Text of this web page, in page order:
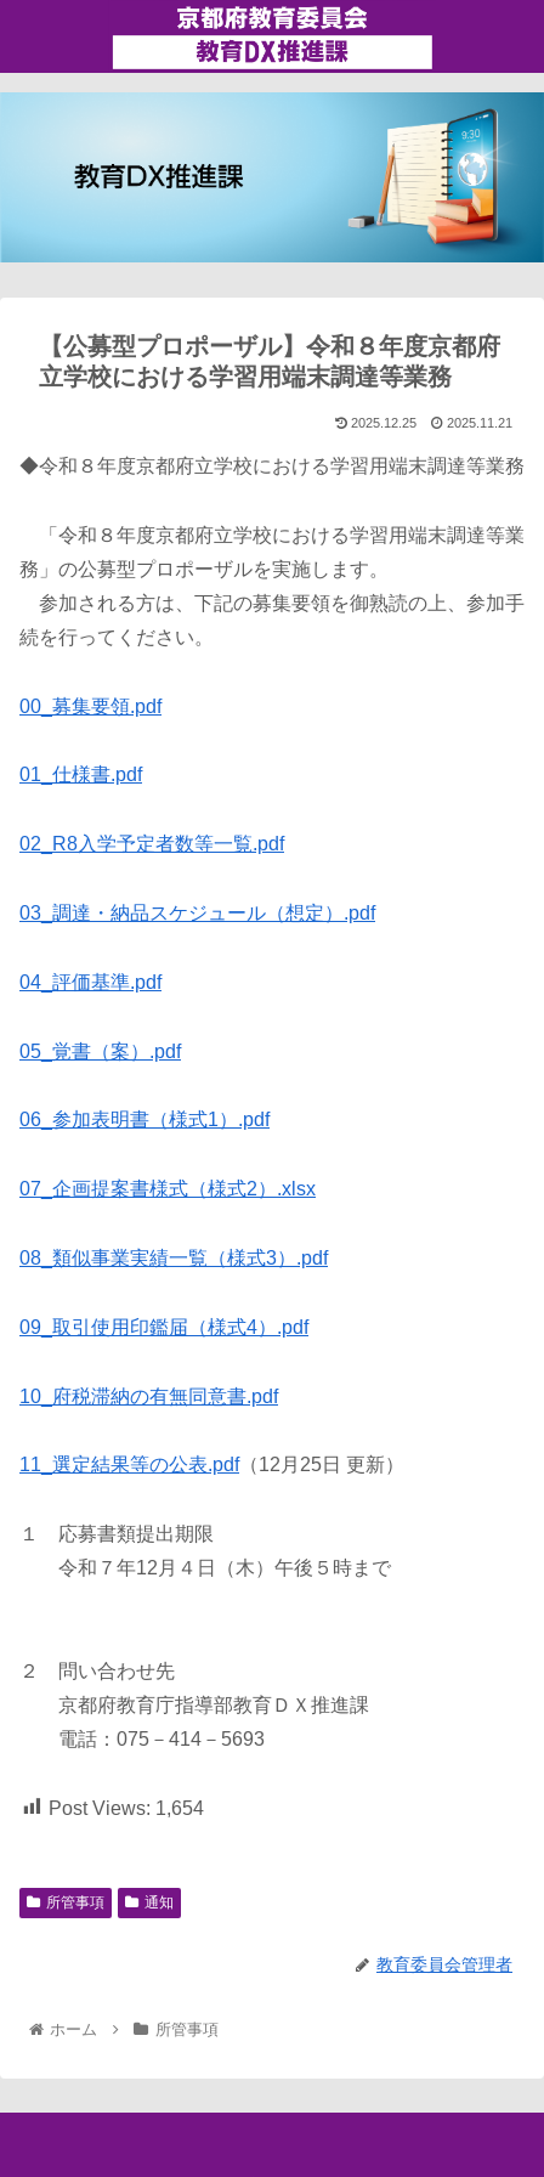
【公募型プロポーザル】令和８年度京都府
立学校における学習用端末調達等業務
2025.12.25 2025.11.21
◆令和８年度京都府立学校における学習用端末調達等業務
「令和８年度京都府立学校における学習用端末調達等業
務」の公募型プロポーザルを実施します。
参加される方は、下記の募集要領を御熟読の上、参加手
続を行ってください。
00_募集要領.pdf
01_仕様書.pdf
02_R8入学予定者数等一覧.pdf
03_調達・納品スケジュール（想定）.pdf
04_評価基準.pdf
05_覚書（案）.pdf
06_参加表明書（様式1）.pdf
07_企画提案書様式（様式2）.xlsx
08_類似事業実績一覧（様式3）.pdf
09_取引使用印鑑届（様式4）.pdf
10_府税滞納の有無同意書.pdf
11_選定結果等の公表.pdf（12月25日 更新）
１ 応募書類提出期限
令和７年12月４日（木）午後５時まで
２ 問い合わせ先
京都府教育庁指導部教育ＤＸ推進課
電話：075－414－5693
Post Views: 1,654
所管事項 通知
教育委員会管理者
ホーム 所管事項